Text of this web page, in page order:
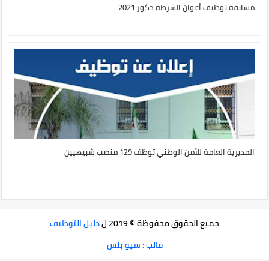
مسابقة توظيف أعوان الشرطة ذكور 2021
المديرية العامة للأمن الوطني توظف 129 منصب شبيهيين
جميع الحقوق محفوظة © 2019 ل
دليل التوظيف
قالب : سيو بلس